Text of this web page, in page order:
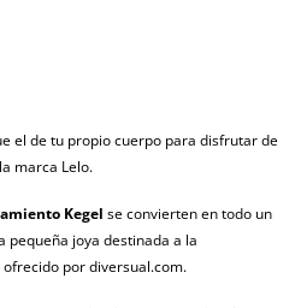
el de tu propio cuerpo para disfrutar de
marca Lelo.
Kegel se convierten en todo un
pequeña joya destinada a la
por diversual.com.